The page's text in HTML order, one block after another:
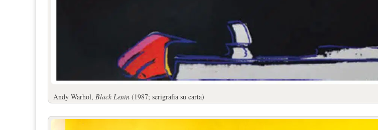
Andy Warhol, Black Lenin (1987; serigrafia su carta)